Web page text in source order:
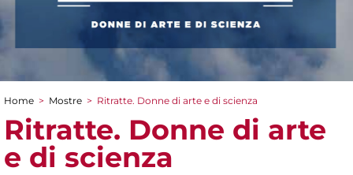
Tu sei qui
Home > Mostre > Ritratte. Donne di arte e di scienza
Ritratte. Donne di arte
e di scienza